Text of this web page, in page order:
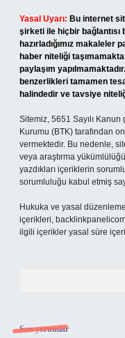
Yasal Uyarı: Bu internet
şirketi ile hiçbir bağlantısı
hazırladığımız
haber niteliği
paylaşım
benzerlikleri tamamen
halindedir ve tavsiye
Sitemiz, 5651 Sayılı
Kurumu (BTK) tarafından
vermektedir. Bu nedenle,
veya araştırma
yazdıkları içeriklerin
sorumluluğu kabul etmiş
Hukuka ve yasal
içerikleri,
ilgili içerikler yasal süre
Son yorumlar